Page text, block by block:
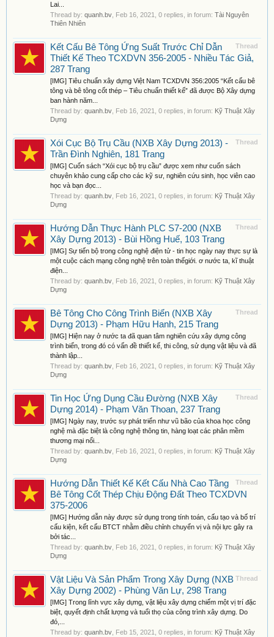
Lai...
Thread by: quanh.bv Feb 16, 2021 , 0 replies, in forum: Tài Nguyên
Thiên Nhiên
Thread
Kết Cấu Bê Tông Ứng Suất Trước Chỉ Dẫn
Thiết Kế Theo TCXDVN 356-2005 - Nhiều Tác Giả,
287 Trang
[IMG] Tiêu chuẩn xây dựng Việt Nam TCXDVN 356:2005 “Kết cấu bê
tông và bê tông cốt thép – Tiêu chuẩn thiết kế” đã được Bộ Xây dựng
ban hành năm...
Thread by: quanh.bv Feb 16, 2021 , 0 replies, in forum: Kỹ Thuật Xây
Dựng
Thread
Xói Cục Bộ Trụ Cầu (NXB Xây Dựng 2013) -
Trần Đình Nghiên, 181 Trang
[IMG] Cuốn sách “Xói cục bộ trụ cầu” được xem như cuốn sách
chuyên khảo cung cấp cho các kỹ sư, nghiên cứu sinh, học viên cao
học và bạn đọc...
Thread by: quanh.bv Feb 16, 2021 , 0 replies, in forum: Kỹ Thuật Xây
Dựng
Thread
Hướng Dẫn Thực Hành PLC S7-200 (NXB
Xây Dựng 2013) - Bùi Hồng Huế, 103 Trang
[IMG] Sự tiến bộ trong công nghệ điện tử - tin học ngày nay thực sự là
một cuộc cách mạng công nghệ trên toàn thếgiới. ơ nước ta, kĩ thuật
điện...
Thread by: quanh.bv Feb 16, 2021 , 0 replies, in forum: Kỹ Thuật Xây
Dựng
Thread
Bê Tông Cho Công Trình Biển (NXB Xây
Dựng 2013) - Phạm Hữu Hanh, 215 Trang
[IMG] Hiện nay ở nước ta đã quan tâm nghiên cứu xây dựng công
trình biển, trong đó có vấn đề thiết kế, thi công, sử dụng vật liệu và đã
thành lập...
Thread by: quanh.bv Feb 16, 2021 , 0 replies, in forum: Kỹ Thuật Xây
Dựng
Thread
Tin Học Ứng Dụng Cầu Đường (NXB Xây
Dựng 2014) - Phạm Văn Thoan, 237 Trang
[IMG] Ngày nay, trước sự phát triển như vũ bão của khoa học công
nghệ mà đặc biệt là công nghệ thông tin, hàng loạt các phân mềm
thương mại nổi...
Thread by: quanh.bv Feb 16, 2021 , 0 replies, in forum: Kỹ Thuật Xây
Dựng
Thread
Hướng Dẫn Thiết Kế Kết Cấu Nhà Cao Tầng
Bê Tông Cốt Thép Chịu Động Đất Theo TCXDVN
375-2006
[IMG] Hướng dẫn này được sử dụng trong tính toán, cấu tạo và bố trí
cấu kiện, kết cấu BTCT nhằm điều chỉnh chuyển vị và nội lực gây ra
bởi tác...
Thread by: quanh.bv Feb 16, 2021 , 0 replies, in forum: Kỹ Thuật Xây
Dựng
Thread
Vật Liệu Và Sản Phẩm Trong Xây Dựng (NXB
Xây Dựng 2002) - Phùng Văn Lự, 298 Trang
[IMG] Trong lĩnh vực xây dựng, vật liệu xây dựng chiếm một vị trí đặc
biệt, quyết định chất lượng và tuổi thọ của công trình xây dựng. Do
đó,...
Thread by: quanh.bv Feb 15, 2021 , 0 replies, in forum: Kỹ Thuật Xây